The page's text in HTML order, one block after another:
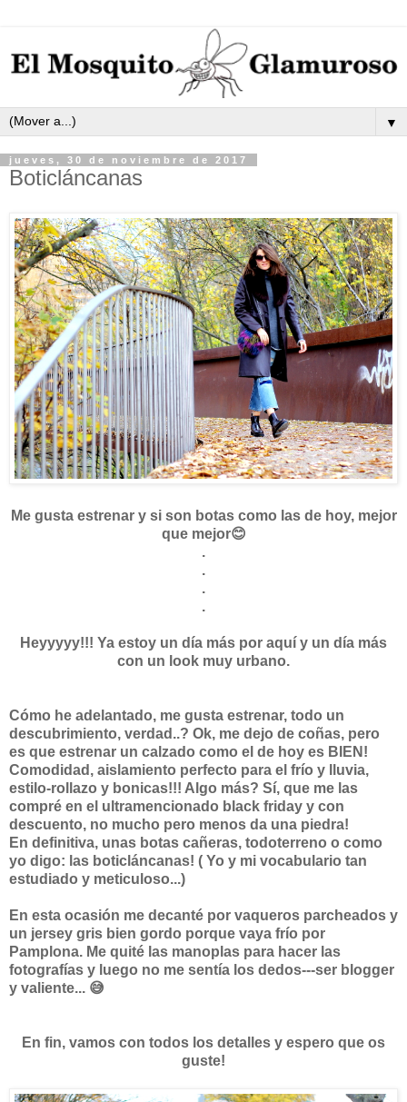
▼
jueves, 30 de noviembre de 2017
Boticláncanas
Me gusta estrenar y si son botas como las de hoy, mejor
que mejor😊
.
.
.
.
Heyyyyy!!! Ya estoy un día más por aquí y un día más
con un look muy urbano.
Cómo he adelantado, me gusta estrenar, todo un
descubrimiento, verdad..? Ok, me dejo de coñas, pero
es que estrenar un calzado como el de hoy es BIEN!
Comodidad, aislamiento perfecto para el frío y lluvia,
estilo-rollazo y bonicas!!! Algo más? Sí, que me las
compré en el ultramencionado black friday y con
descuento, no mucho pero menos da una piedra!
En definitiva, unas botas cañeras, todoterreno o como
yo digo: las boticláncanas! ( Yo y mi vocabulario tan
estudiado y meticuloso...)
En esta ocasión me decanté por vaqueros parcheados y
un jersey gris bien gordo porque vaya frío por
Pamplona. Me quité las manoplas para hacer las
fotografías y luego no me sentía los dedos---ser blogger
y valiente... 😅
En fin, vamos con todos los detalles y espero que os
guste!